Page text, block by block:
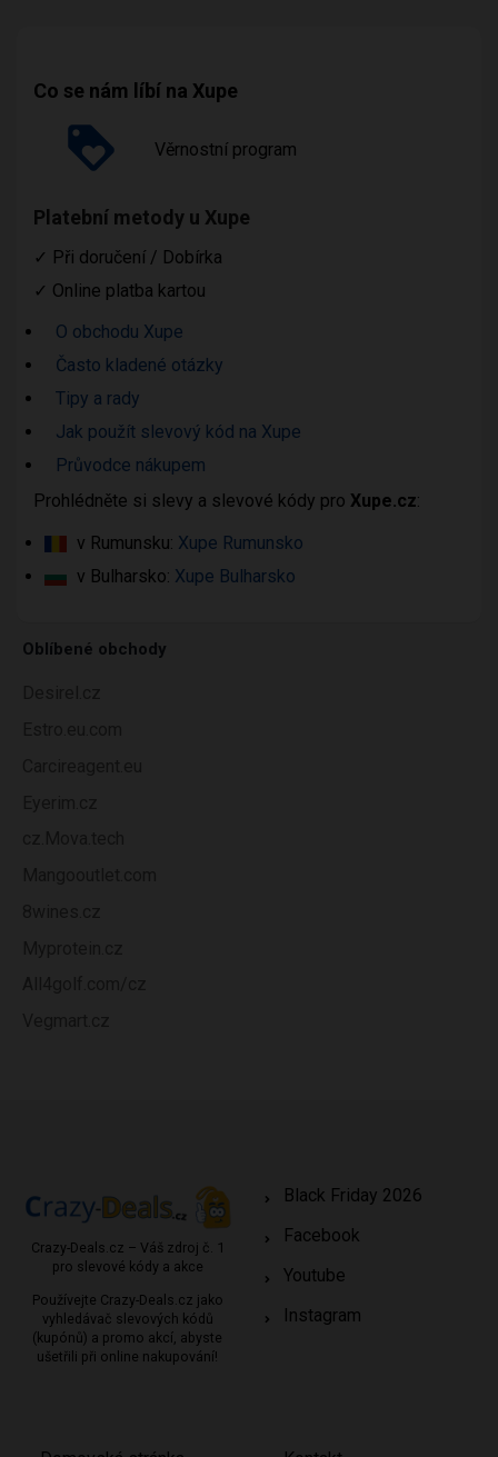
Co se nám líbí na Xupe
Věrnostní program
Platební metody u Xupe
✓ Při doručení / Dobírka
✓ Online platba kartou
O obchodu Xupe
Často kladené otázky
Tipy a rady
Jak použít slevový kód na Xupe
Průvodce nákupem
Prohlédněte si slevy a slevové kódy pro Xupe.cz:
v Rumunsku: Xupe Rumunsko
v Bulharsko: Xupe Bulharsko
Oblíbené obchody
Crazy-Deals.cz – Váš zdroj č. 1
pro slevové kódy a akce
Používejte Crazy-Deals.cz jako
vyhledávač slevových kódů
(kupónů) a promo akcí, abyste
ušetřili při online nakupování!
Black Friday 2026
Facebook
Youtube
Instagram